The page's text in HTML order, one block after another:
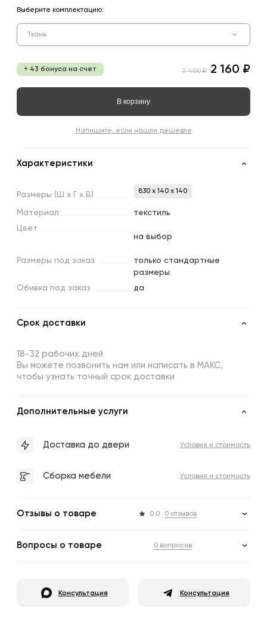
Выберите комплектацию:
Ткань
+ 43 бонуса на счет 2 400 ₽ 2 160 ₽
В корзину
Напишите, если нашли дешевле
Характеристики
Размеры (Ш х х В) 830 x 140 x 140
Материал
текстиль
Цвет
на выбор
Размеры под заказ
только стандартные
размеры
Обивка под заказ да
Срок доставки
18-32 рабочих дней
Вы можете позвонить нам или написать в МАКС,
чтобы узнать точный срок доставки
Дополнительные услуги
Доставка до двери Условия и стоимость
Сборка мебели Условия и стоимость
Отзывы о товаре 0.0 0 отзывов
Вопросы о товаре 0 вопросов
Консультация Консультация